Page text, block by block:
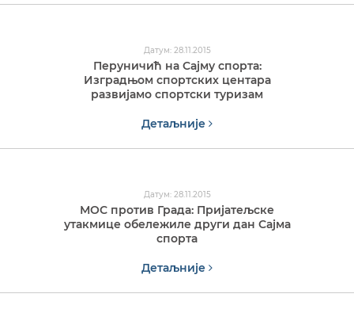
Датум: 28.11.2015
Перуничић на Сајму спорта:
Изградњом спортских центара
развијамо спортски туризам
Детаљније
Датум: 28.11.2015
МОС против Града: Пријатељске
утакмице обележиле други дан Сајма
спорта
Детаљније